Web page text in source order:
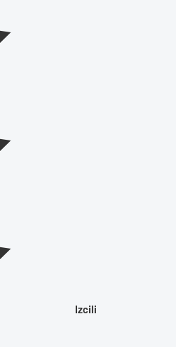
Izcili